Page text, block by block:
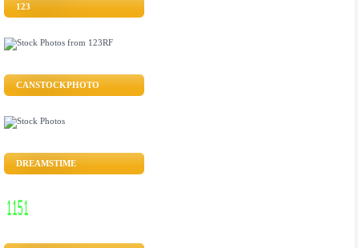
123
CANSTOCKPHOTO
DREAMSTIME